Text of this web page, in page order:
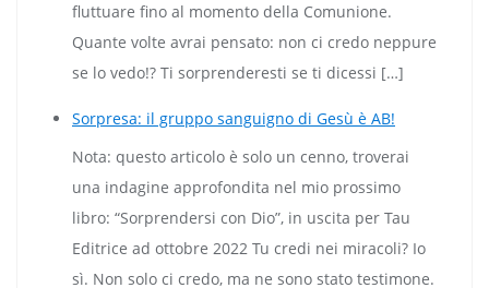
fluttuare fino al momento della Comunione.
Quante volte avrai pensato: non ci credo neppure
se lo vedo!? Ti sorprenderesti se ti dicessi […]
Sorpresa: il gruppo sanguigno di Gesù è AB!
Nota: questo articolo è solo un cenno, troverai
una indagine approfondita nel mio prossimo
libro: “Sorprendersi con Dio”, in uscita per Tau
Editrice ad ottobre 2022 Tu credi nei miracoli? Io
sì. Non solo ci credo, ma ne sono stato testimone.